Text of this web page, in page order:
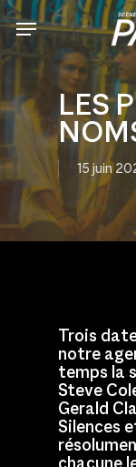
Skip
to
main
content
LES
15 juin
Trois
notre
temps la
Steve
Gerald
Silences